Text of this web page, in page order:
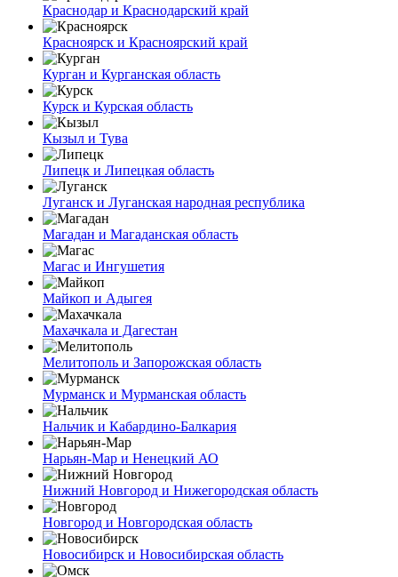
Краснодар и Краснодарский край
Красноярск и Красноярский край
Курган и Курганская область
Курск и Курская область
Кызыл и Тува
Липецк и Липецкая область
Луганск и Луганская народная республика
Магадан и Магаданская область
Магас и Ингушетия
Майкоп и Адыгея
Махачкала и Дагестан
Мелитополь и Запорожская область
Мурманск и Мурманская область
Нальчик и Кабардино-Балкария
Нарьян-Мар и Ненецкий АО
Нижний Новгород и Нижегородская область
Новгород и Новгородская область
Новосибирск и Новосибирская область